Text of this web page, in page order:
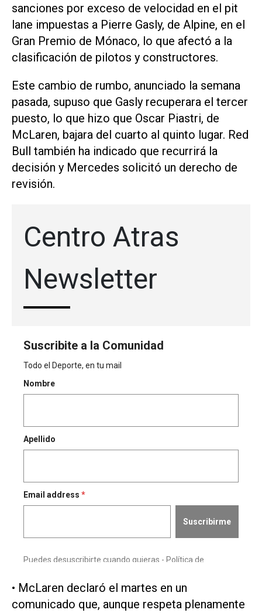
sanciones por exceso de velocidad en el pit
lane impuestas a Pierre Gasly, de Alpine, en el
Gran Premio de Mónaco, lo que afectó a la
clasificación de pilotos y ​constructores.
Este cambio de ⁠rumbo, anunciado la semana
pasada, supuso ‌que Gasly recuperara el tercer
puesto, ⁠lo que hizo que ⁠Oscar Piastri, de
McLaren, bajara del cuarto al quinto lugar. Red
Bull también ha indicado ⁠que recurrirá la
decisión y Mercedes ​solicitó un derecho de
revisión.
• ‌McLaren declaró el martes ‌en un
comunicado que, aunque respeta plenamente